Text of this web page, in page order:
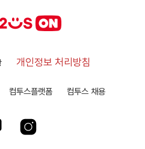
개인정보 처리방침
컴투스플랫폼 컴투스 채용